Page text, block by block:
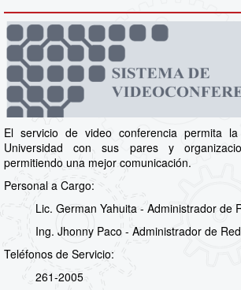
El servicio de video conferencia permita
Universidad con sus pares y
permitiendo una mejor comunicación.
Personal a Cargo:
Lic. German Yahuita - Administrador de
Ing. Jhonny Paco - Administrador de Red
Teléfonos de Servicio:
261-2005